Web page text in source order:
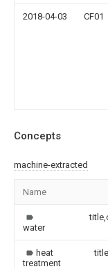
2018-04-03 CF01
Concepts
machine-extracted
Name
water
heat
treatment